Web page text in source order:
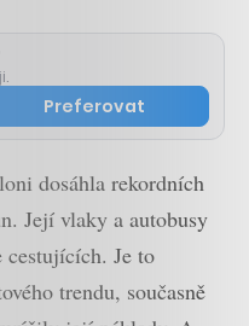
Preferovat
dosáhla rekordních
Její vlaky a autobusy
Je to
trendu, současně